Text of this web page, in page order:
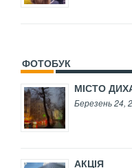
ФОТОБУК
МІСТО
Березень 24,
АКЦІЯ